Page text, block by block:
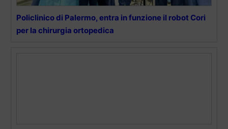
Policlinico di Palermo, entra in funzione il robot Cori
per la chirurgia ortopedica